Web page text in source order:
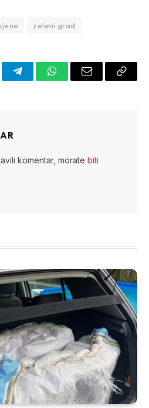
zeleni grad
TelegramWhatsAppEmail
Copy
komentar, morate biti